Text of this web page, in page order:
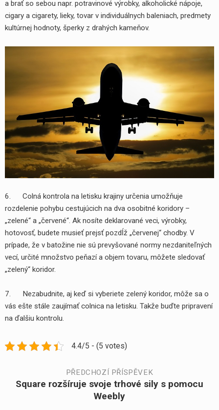
a brať so sebou napr. potravinové výrobky, alkoholické nápoje,
cigary a cigarety, lieky, tovar v individuálnych baleniach, predmety
kultúrnej hodnoty, šperky z drahých kameňov.
6. Colná kontrola na letisku krajiny určenia umožňuje
rozdelenie pohybu cestujúcich na dva osobitné koridory –
„zelené“ a „červené“. Ak nosíte deklarované veci, výrobky,
hotovosť, budete musieť prejsť pozdĺž „červenej“ chodby. V
prípade, že v batožine nie sú prevyšované normy nezdaniteľných
vecí, určité množstvo peňazí a objem tovaru, môžete sledovať
„zelený“ koridor.
7. Nezabudnite, aj keď si vyberiete zelený koridor, môže sa o
vás ešte stále zaujímať colnica na letisku. Takže buďte pripravení
na ďalšiu kontrolu.
4.4/5 - (5 votes)
NavigacePŘEDCHOZÍ PŘÍSPĚVEK
Předchozí
Square rozšíruje svoje trhové sily s pomocu
Weebly